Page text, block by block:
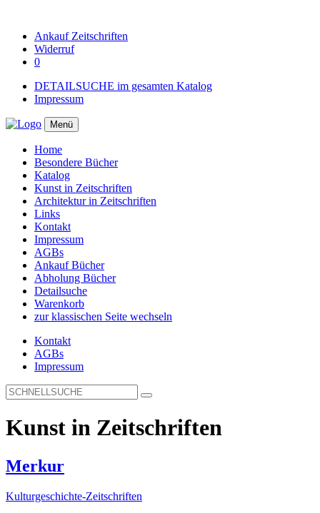
AnkaufZeitschriften
Widerruf
0
DETAILSUCHE im gesamten Katalog
Impressum
Menü
Home
Besondere Bücher
Katalog
Kunst in Zeitschriften
Architektur in Zeitschriften
Links
Kontakt
Impressum
AGBs
Ankauf Bücher
Abholung Bücher
Detailsuche
Warenkorb
zur klassischen Seite wechseln
Kontakt
AGBs
Impressum
Kunst in Zeitschriften
Merkur
Kulturgeschichte-Zeitschriften